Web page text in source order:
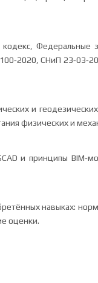
СНиП
и
физических и
и принципы
навыках:
оценки.